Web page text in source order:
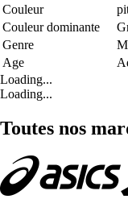
Couleur
Couleur dominante
Genre
Age
Loading...
Loading...
Toutes nos